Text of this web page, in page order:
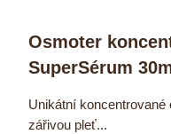
Osmoter
SuperSérum
Unikátní
zářivou pleť...